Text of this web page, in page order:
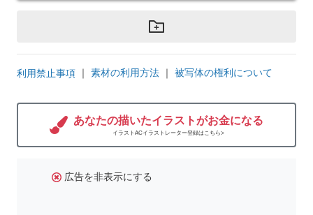
利用禁止事項 ｜ 素材の利用方法 ｜ 被写体の権利について
あなたの描いたイラストがお金になる
イラストACイラストレーター登録はこちら>
広告を非表示にする